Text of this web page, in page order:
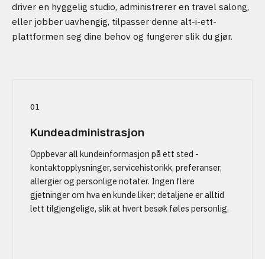
driver en hyggelig studio, administrerer en travel salong,
eller jobber uavhengig, tilpasser denne alt-i-ett-
plattformen seg dine behov og fungerer slik du gjør.
01
Kundeadministrasjon
Oppbevar all kundeinformasjon på ett sted -
kontaktopplysninger, servicehistorikk, preferanser,
allergier og personlige notater. Ingen flere
gjetninger om hva en kunde liker; detaljene er alltid
lett tilgjengelige, slik at hvert besøk føles personlig.